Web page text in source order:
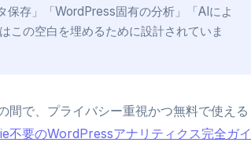
保存」「WordPress固有の分析」「AIによ
この空白を埋めるために設計されていま
で、プライバシー重視かつ無料で使える
不要のWordPressアナリティクス完全ガイ